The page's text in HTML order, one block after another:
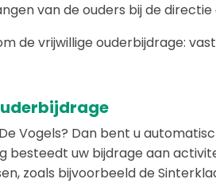
van de ouders bij de
de vrijwillige ouderbijdrage:
Vogels? Dan bent u
besteedt uw bijdrage aan
zoals bijvoorbeeld de